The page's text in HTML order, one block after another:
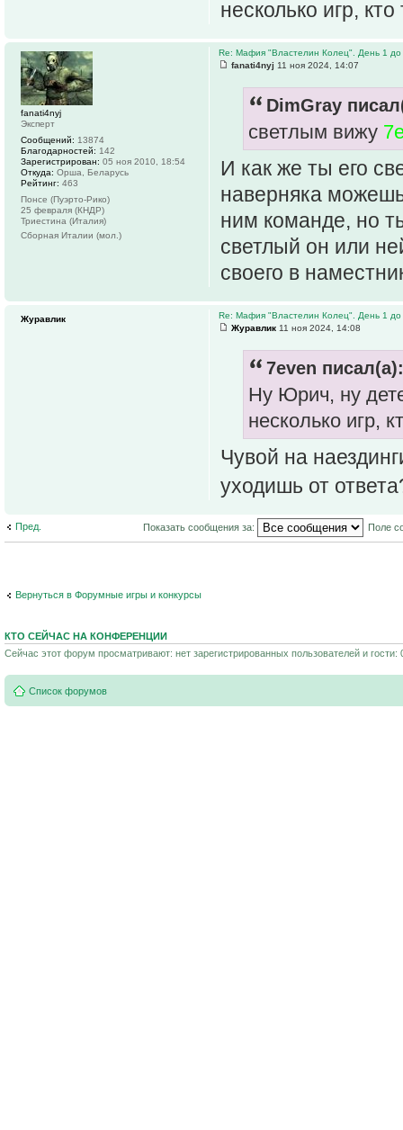
несколько игр,
Re: Мафия "Властелин Колец". День 1 до
fanati4nyj 11 ноя 2024, 14:07
DimGray
светлым вижу
И как же ты его
наверняка
ним команде, но
светлый он или
своего в
fanati4nyj
Эксперт
Сообщений: 13874
Благодарностей: 142
Зарегистрирован: 05 ноя 2010, 18:54
Откуда: Орша, Беларусь
Рейтинг: 463
Понсе (Пуэрто-Рико)
25 февраля (КНДР)
Триестина (Италия)
Сборная Италии (мол.)
Re: Мафия "Властелин Колец". День 1 до
Журавлик 11 ноя 2024, 14:08
7even писал(а):
Ну Юрич, ну
несколько игр,
Чувой на
уходишь от
Журавлик
Пред. Показать сообщения за: Поле
Вернуться в Форумные игры и конкурсы
КТО СЕЙЧАС НА КОНФЕРЕНЦИИ
Сейчас этот форум просматривают: нет зарегистрированных пользователей и гости:
Список форумов